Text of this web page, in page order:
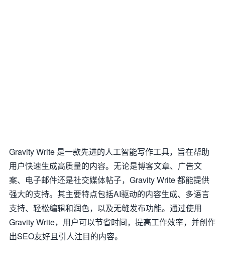
Gravity Write 是一款先进的人工智能写作工具，旨在帮助
用户快速生成高质量的内容。无论是博客文章、广告文
案、电子邮件还是社交媒体帖子，Gravity Write 都能提供
强大的支持。其主要特点包括AI驱动的内容生成、多语言
支持、轻松编辑和润色，以及无缝发布功能。通过使用
Gravity Write，用户可以节省时间，提高工作效率，并创作
出SEO友好且引人注目的内容。